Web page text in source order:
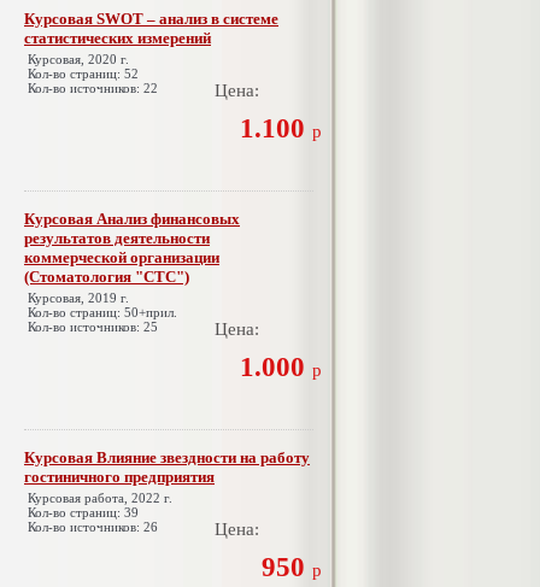
Курсовая SWOT – анализ в системе
статистических измерений
Курсовая, 2020 г.
Кол-во страниц: 52
Кол-во источников: 22
Цена:
1.100 р
Курсовая Анализ финансовых
результатов деятельности
коммерческой организации
(Стоматология "СТС")
Курсовая, 2019 г.
Кол-во страниц: 50+прил.
Кол-во источников: 25
Цена:
1.000 р
Курсовая Влияние звездности на работу
гостиничного предприятия
Курсовая работа, 2022 г.
Кол-во страниц: 39
Кол-во источников: 26
Цена:
950 р